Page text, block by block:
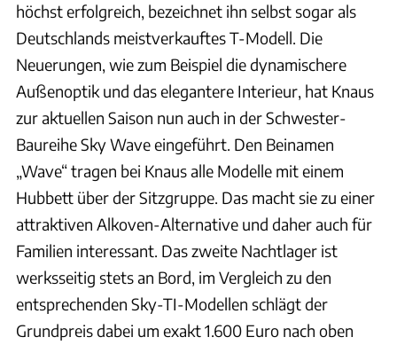
höchst erfolgreich, bezeichnet ihn selbst sogar als
Deutschlands meistverkauftes T-Modell. Die
Neuerungen, wie zum Beispiel die dynamischere
Außenoptik und das elegantere Interieur, hat Knaus
zur aktuellen Saison nun auch in der Schwester-
Baureihe Sky Wave eingeführt. Den Beinamen
„Wave“ tragen bei Knaus alle Modelle mit einem
Hubbett über der Sitzgruppe. Das macht sie zu einer
attraktiven Alkoven-Alternative und daher auch für
Familien interessant. Das zweite Nachtlager ist
werksseitig stets an Bord, im Vergleich zu den
entsprechenden Sky-TI-Modellen schlägt der
Grundpreis dabei um exakt 1.600 Euro nach oben